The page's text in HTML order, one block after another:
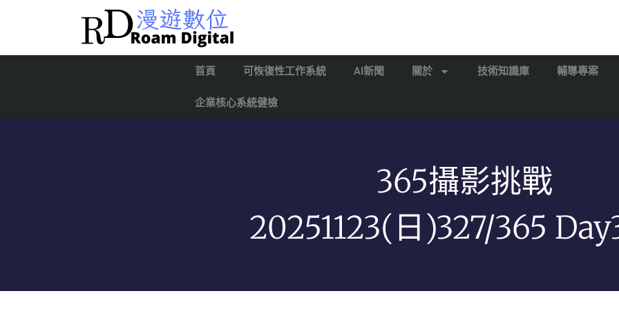
首頁 可恢復性工作系統 AI新聞 關於 技術知識庫 輔導專案
企業核心系統健檢
365攝影挑戰
20251123(日)327/365